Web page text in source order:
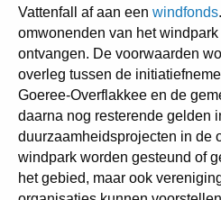
Vattenfall af aan een windfonds
omwonenden van het
ontvangen. De voorwaarden
overleg tussen de
Goeree-Overflakkee en de
daarna nog resterende gelden
duurzaamheidsprojecten in de
windpark worden gesteund of
het gebied, maar ook